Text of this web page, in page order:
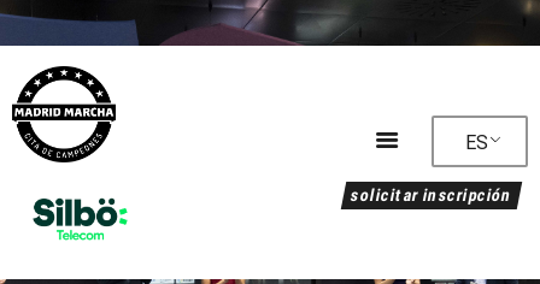
ES
solicitar inscripción
Programa